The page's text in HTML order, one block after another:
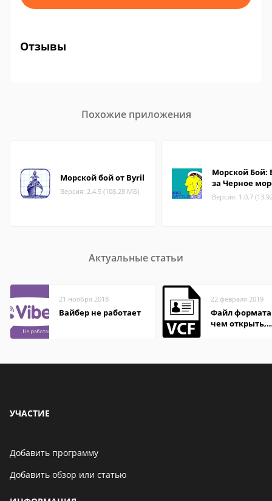
Отзывы
Похожие приложения
Морской бой от Byril
Версия: 2.4.5 (108.28 МБ)
Морской Бой:
за Черное
Версия: 1.0.7
Актуальные статьи
21 ноября 2018
Вайбер не работает
22 февраля 2019
Файл
чем открыть,
УЧАСТИЕ
Добавить программу
Добавить обзор или статью